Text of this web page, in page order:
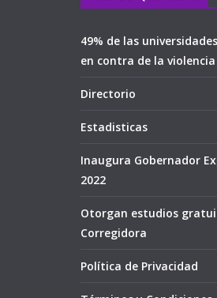
49% de las
en contra de la violencia
Directorio
Estadisticas
Inaugura Gobernador
2022
Otorgan estudios
Corregidora
Política de Privacidad